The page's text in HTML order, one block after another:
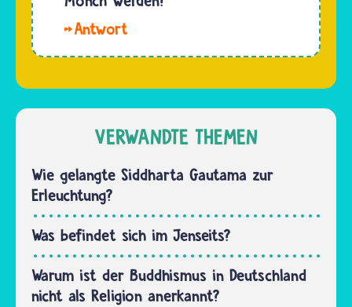
Buddhismus
glauben,
berechnen.
nämlich
kein
Register,…
Mönch
werden,
wenn er
Voraussetzungen
erfüllt.
Er muss
mindestens
20 Jahre
alt und
gesund…
VERWANDTE THEMEN
Wie gelangte Siddharta Gautama zur
Erleuchtung?
Was befindet sich im Jenseits?
Warum ist der Buddhismus in Deutschland
nicht als Religion anerkannt?